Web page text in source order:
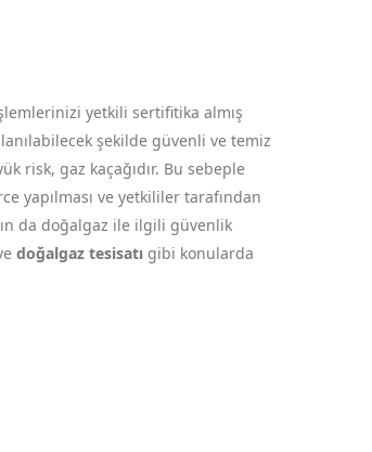
yetkili sertifitika almış
şekilde güvenli ve temiz
risk, gaz kaçağıdır. Bu sebeple
yapılması ve yetkililer tarafından
da doğalgaz ile ilgili güvenlik
doğalgaz tesisatı gibi konularda